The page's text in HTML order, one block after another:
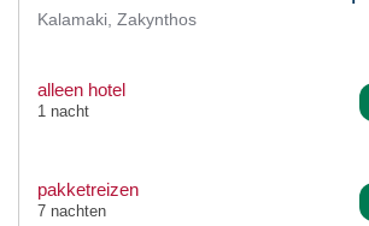
Kalamaki, Zakynthos
alleen hotel
1 nacht
pakketreizen
7 nachten